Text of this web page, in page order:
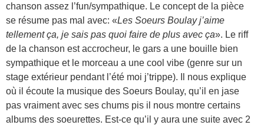
chanson assez l’fun/sympathique. Le concept de la pièce
se résume pas mal avec: «Les Soeurs Boulay j’aime
tellement ça, je sais pas quoi faire de plus avec ça». Le riff
de la chanson est accrocheur, le gars a une bouille bien
sympathique et le morceau a une cool vibe (genre sur un
stage extérieur pendant l’été moi j’trippe). Il nous explique
où il écoute la musique des Soeurs Boulay, qu’il en jase
pas vraiment avec ses chums pis il nous montre certains
albums des soeurettes. Est-ce qu’il y aura une suite avec 2